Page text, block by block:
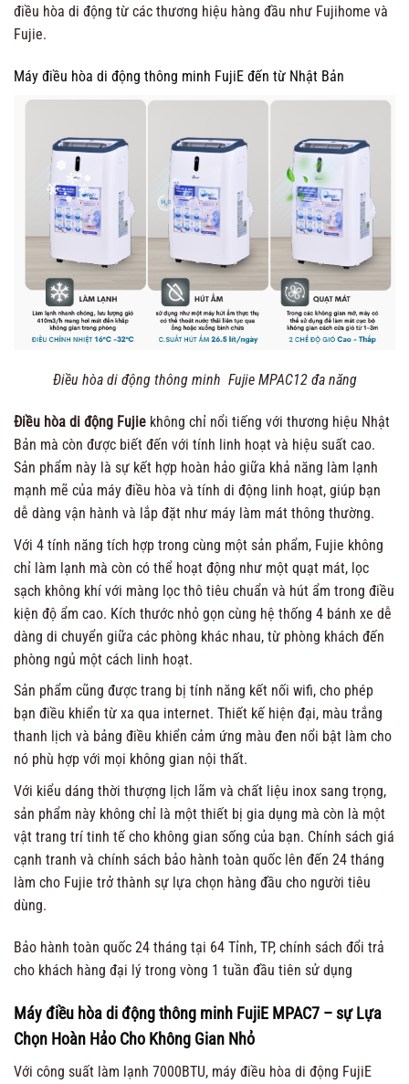
điều hòa di động từ các thương hiệu hàng đầu như Fujihome và
Fujie.
Máy điều hòa di động thông minh FujiE đến từ Nhật Bản
Điều hòa di động thông minh Fujie MPAC12 đa năng
Điều hòa di động Fujie không chỉ nổi tiếng với thương hiệu Nhật
Bản mà còn được biết đến với tính linh hoạt và hiệu suất cao.
Sản phẩm này là sự kết hợp hoàn hảo giữa khả năng làm lạnh
mạnh mẽ của máy điều hòa và tính di động linh hoạt, giúp bạn
dễ dàng vận hành và lắp đặt như máy làm mát thông thường.
Với 4 tính năng tích hợp trong cùng một sản phẩm, Fujie không
chỉ làm lạnh mà còn có thể hoạt động như một quạt mát, lọc
sạch không khí với màng lọc thô tiêu chuẩn và hút ẩm trong điều
kiện độ ẩm cao. Kích thước nhỏ gọn cùng hệ thống 4 bánh xe dễ
dàng di chuyển giữa các phòng khác nhau, từ phòng khách đến
phòng ngủ một cách linh hoạt.
Sản phẩm cũng được trang bị tính năng kết nối wifi, cho phép
bạn điều khiển từ xa qua internet. Thiết kế hiện đại, màu trắng
thanh lịch và bảng điều khiển cảm ứng màu đen nổi bật làm cho
nó phù hợp với mọi không gian nội thất.
Với kiểu dáng thời thượng lịch lãm và chất liệu inox sang trọng,
sản phẩm này không chỉ là một thiết bị gia dụng mà còn là một
vật trang trí tinh tế cho không gian sống của bạn. Chính sách giá
cạnh tranh và chính sách bảo hành toàn quốc lên đến 24 tháng
làm cho Fujie trở thành sự lựa chọn hàng đầu cho người tiêu
dùng.
Bảo hành toàn quốc 24 tháng tại 64 Tỉnh, TP, chính sách đổi trả
cho khách hàng đại lý trong vòng 1 tuần đầu tiên sử dụng
Máy điều hòa di động thông minh FujiE MPAC7 – sự Lựa
Chọn Hoàn Hảo Cho Không Gian Nhỏ
Với công suất làm lạnh 7000BTU, máy điều hòa di động FujiE